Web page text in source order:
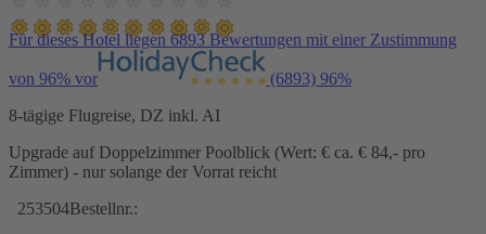
Für dieses Hotel liegen 6893 Bewertungen mit einer Zustimmung
von 96% vor (6893) 96%
8-tägige Flugreise, DZ inkl. AI
Upgrade auf Doppelzimmer Poolblick (Wert: € ca. € 84,- pro
Zimmer) - nur solange der Vorrat reicht
253504Bestellnr.: